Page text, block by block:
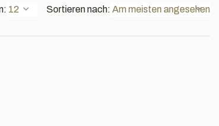
Sortieren nach: